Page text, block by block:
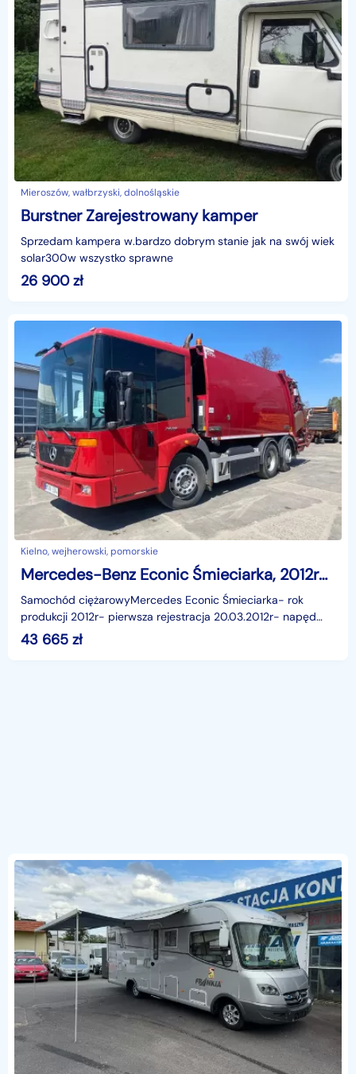
Mieroszów, wałbrzyski, dolnośląskie
Burstner Zarejestrowany kamper
Sprzedam kampera w.bardzo dobrym stanie jak na swój wiek
solar300w wszystko sprawne
26 900zł
Kielno, wejherowski, pomorskie
Mercedes-Benz Econic Śmieciarka, 2012rok, 6x2, 280KM, EURO EEV
Samochód ciężarowyMercedes Econic Śmieciarka- rok
produkcji 2012r- pierwsza rejestracja 20.03.2012r- napęd
6x2 - pojemność 6883cm3 - moc 280KM /
43 665 zł